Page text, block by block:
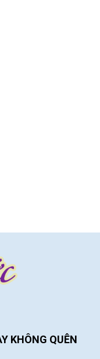
KHÔNG QUÊN